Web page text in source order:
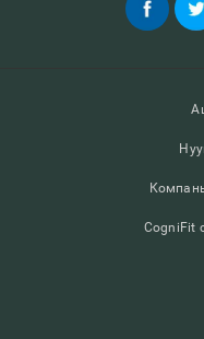
CogniFit